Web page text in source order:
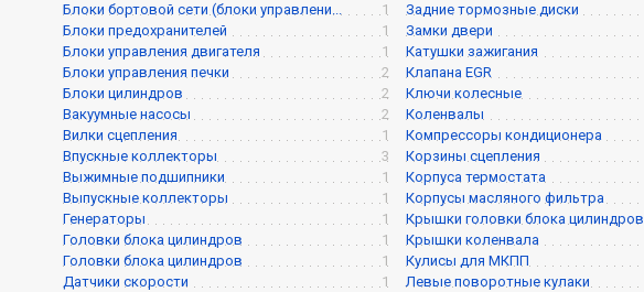
Блоки бортовой сети (блоки управлени...
1
Блоки предохранителей
1
Блоки управления двигателя
1
Блоки управления печки
2
Блоки цилиндров
2
Вакуумные насосы
2
Вилки сцепления
1
Впускные коллекторы
3
Выжимные подшипники
1
Выпускные коллекторы
1
Генераторы
1
Головки блока цилиндров
1
Головки блока цилиндров
1
Датчики скорости
1
Задние тормозные диски
Замки двери
Катушки зажигания
Клапана EGR
Ключи колесные
Коленвалы
Компрессоры кондиционера
Корзины сцепления
Корпуса термостата
Корпусы масляного фильтра
Крышки головки блока цилиндров
Крышки коленвала
Кулисы для МКПП
Левые поворотные кулаки